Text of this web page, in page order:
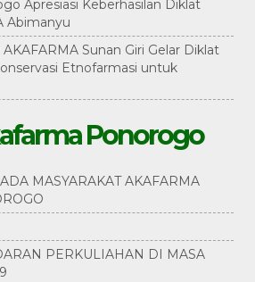
Apresiasi Keberhasilan Diklat
Abimanyu
Sunan Giri Gelar Diklat
Etnofarmasi untuk
Ponorogo
MASYARAKAT AKAFARMA
PERKULIAHAN DI MASA